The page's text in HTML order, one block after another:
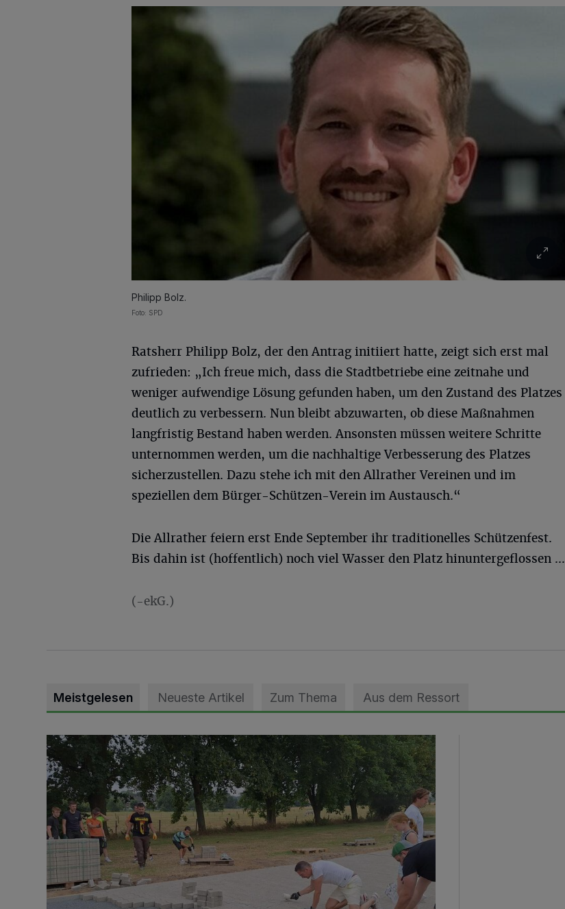
Philipp Bolz.
Foto: SPD
Ratsherr Philipp Bolz, der den Antrag initiiert hatte, zeigt sich erst mal
zufrieden: „Ich freue mich, dass die Stadtbetriebe eine zeitnahe und
weniger aufwendige Lösung gefunden haben, um den Zustand des Platzes
deutlich zu verbessern. Nun bleibt abzuwarten, ob diese Maßnahmen
langfristig Bestand haben werden. Ansonsten müssen weitere Schritte
unternommen werden, um die nachhaltige Verbesserung des Platzes
sicherzustellen. Dazu stehe ich mit den Allrather Vereinen und im
speziellen dem Bürger-Schützen-Verein im Austausch.“
Die Allrather feiern erst Ende September ihr traditionelles Schützenfest.
Bis dahin ist (hoffentlich) noch viel Wasser den Platz hinuntergeflossen ...
(-ekG.)
Meistgelesen Neueste Artikel Zum Thema Aus dem Ressort
Pünktlich zum Schützenfest den Weg zum Festzelt geebnet